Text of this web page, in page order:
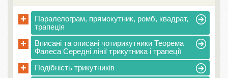
+
Паралелограм, прямокутник, ромб, квадрат,
трапеція
+
Вписані та описані чотирикутники Теорема
Фалеса Середні лінії трикутника і трапеції
+ Подібність трикутників